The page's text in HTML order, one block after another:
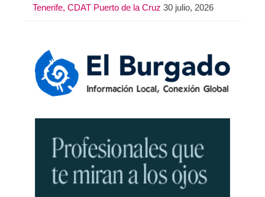
Tenerife, CDAT Puerto de la Cruz 30 julio, 2026